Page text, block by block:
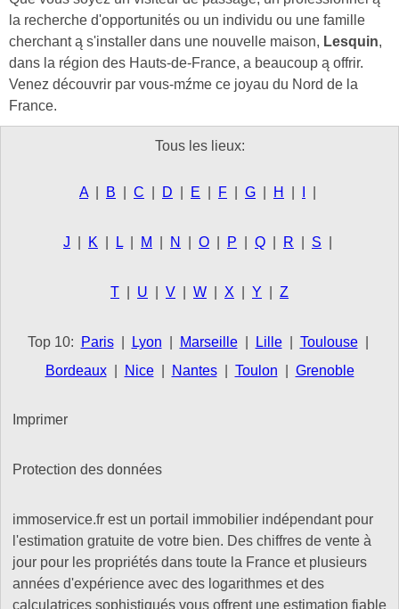
la recherche d'opportunités ou un individu ou une famille
cherchant ą s'installer dans une nouvelle maison, Lesquin,
dans la région des Hauts-de-France, a beaucoup ą offrir.
Venez découvrir par vous-mźme ce joyau du Nord de la
France.
Tous les lieux:
A B C D E F G H
J K L M N O P Q R S
T U V W X Y Z
Top 10: Paris| Lyon Marseille| Lille| Toulouse|
Bordeaux| Nice| Nantes| Toulon Grenoble
Imprimer
Protection des données
immoservice.fr est un portail immobilier indépendant pour
l'estimation gratuite de votre bien. Des chiffres de vente à
jour pour les propriétés dans toute la France et plusieurs
années d'expérience avec des logarithmes et des
calculatrices sophistiqués vous offrent une estimation fiable